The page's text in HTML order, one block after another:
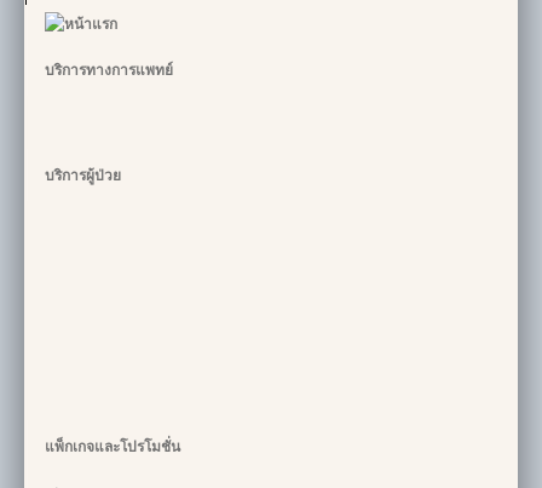
บริการทางการแพทย์
บริการผู้ป่วย
แพ็กเกจและโปรโมชั่น